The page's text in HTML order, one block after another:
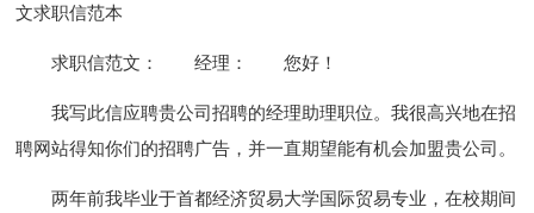
文求职信范本
求职信范文： 经理： 您好！
我写此信应聘贵公司招聘的经理助理职位。我很高兴地在招
聘网站得知你们的招聘广告，并一直期望能有机会加盟贵公司。
两年前我毕业于首都经济贸易大学国际贸易专业，在校期间